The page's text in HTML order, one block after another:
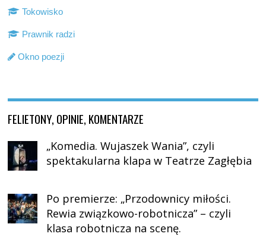
Tokowisko
Prawnik radzi
Okno poezji
FELIETONY, OPINIE, KOMENTARZE
„Komedia. Wujaszek Wania”, czyli
spektakularna klapa w Teatrze Zagłębia
Po premierze: „Przodownicy miłości.
Rewia związkowo-robotnicza” – czyli
klasa robotnicza na scenę.